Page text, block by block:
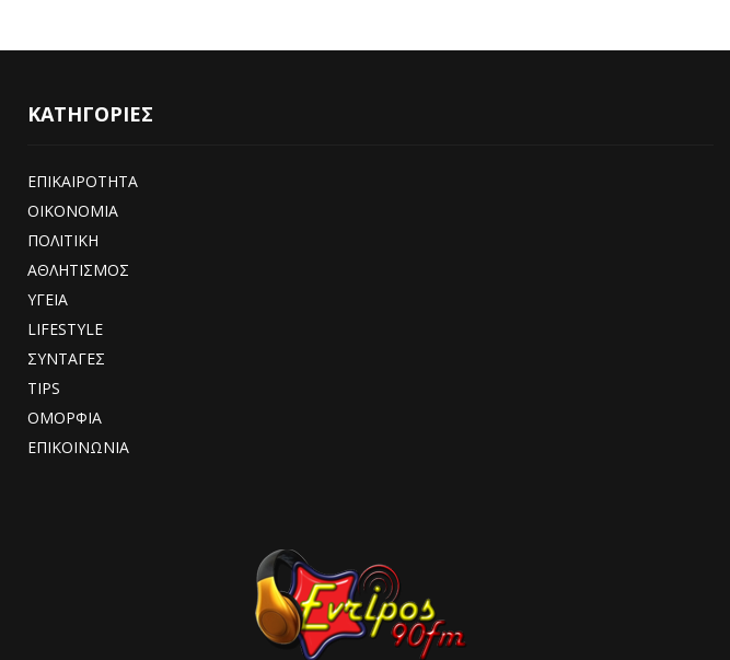
ΚΑΤΗΓΟΡΙΕΣ
ΕΠΙΚΑΙΡΟΤΗΤΑ
ΟΙΚΟΝΟΜΙΑ
ΠΟΛΙΤΙΚΗ
ΑΘΛΗΤΙΣΜΟΣ
ΥΓΕΙΑ
LIFESTYLE
ΣΥΝΤΑΓΕΣ
TIPS
ΟΜΟΡΦΙΑ
ΕΠΙΚΟΙΝΩΝΙΑ